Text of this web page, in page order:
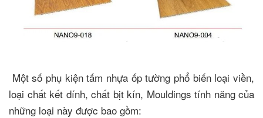
Một số phụ kiện tấm nhựa ốp tường phổ biến loại viền,
loại chất kết dính, chất bịt kín, Mouldings tính năng của
những loại này được bao gồm: